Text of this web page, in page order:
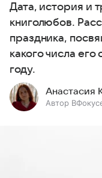
Дата, история и
книголюбов.
праздника,
какого числа
году.
Анастасия
Автор